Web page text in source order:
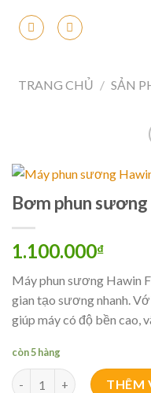
TRANG CHỦ / SẢN
Bơm phun
1.100.000₫
Máy phun sương Hawin
gian tạo sương nhanh.
giúp máy có độ bền cao,
còn 5 hàng
Bơm phun sương Hawin
THÊM